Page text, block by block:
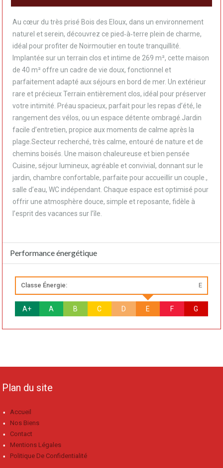
Au cœur du très prisé Bois des Eloux, dans un environnement
naturel et serein, découvrez ce pied‑à‑terre plein de charme,
idéal pour profiter de Noirmoutier en toute tranquillité.
Implantée sur un terrain clos et intime de 269 m², cette maison
de 40 m² offre un cadre de vie doux, fonctionnel et
parfaitement adapté aux séjours en bord de mer. Un extérieur
rare et précieux Terrain entièrement clos, idéal pour préserver
votre intimité. Préau spacieux, parfait pour les repas d’été, le
rangement des vélos, ou un espace détente ombragé.Jardin
facile d’entretien, propice aux moments de calme après la
plage.Secteur recherché, très calme, entouré de nature et de
chemins boisés. Une maison chaleureuse et bien pensée
Cuisine, séjour lumineux, agréable et convivial, donnant sur le
jardin, chambre confortable, parfaite pour accueillir un couple.,
salle d’eau, WC indépendant. Chaque espace est optimisé pour
offrir une atmosphère douce, simple et reposante, fidèle à
l’esprit des vacances sur l’île.
Performance énergétique
Classe Énergie: E
A+ A B C D E F G
Plan du site
Accueil
Nos Biens
Contact
Mentions Légales
Politique De Confidentialité